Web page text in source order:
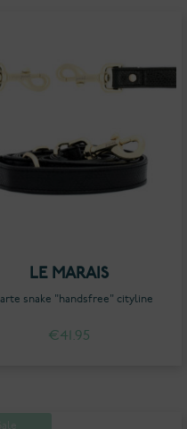
LE MARAIS
snake "handsfree" cityline
€41.95